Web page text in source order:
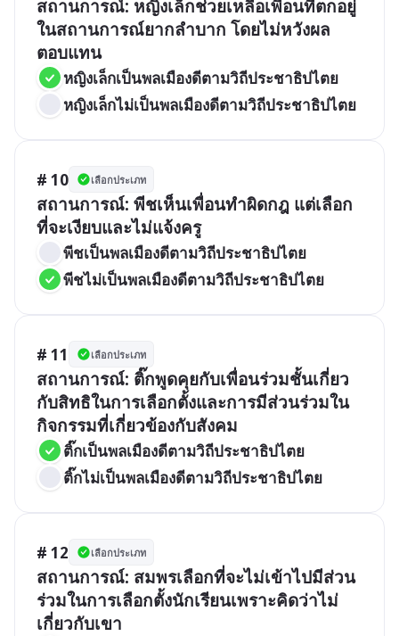
สถานการณ์: หญิงเล็กช่วยเหลือเพื่อนที่ตกอยู่
ในสถานการณ์ยากลำบาก โดยไม่หวังผล
ตอบแทน
หญิงเล็กเป็นพลเมืองดีตามวิถีประชาธิปไตย
หญิงเล็กไม่เป็นพลเมืองดีตามวิถีประชาธิปไตย
# 10 เลือกประเภท
สถานการณ์: พีชเห็นเพื่อนทำผิดกฎ แต่เลือก
ที่จะเงียบและไม่แจ้งครู
พีชเป็นพลเมืองดีตามวิถีประชาธิปไตย
พีชไม่เป็นพลเมืองดีตามวิถีประชาธิปไตย
# 11 เลือกประเภท
สถานการณ์: ติ๊กพูดคุยกับเพื่อนร่วมชั้นเกี่ยว
กับสิทธิในการเลือกตั้งและการมีส่วนร่วมใน
กิจกรรมที่เกี่ยวข้องกับสังคม
ติ๊กเป็นพลเมืองดีตามวิถีประชาธิปไตย
ติ๊กไม่เป็นพลเมืองดีตามวิถีประชาธิปไตย
# 12 เลือกประเภท
สถานการณ์: สมพรเลือกที่จะไม่เข้าไปมีส่วน
ร่วมในการเลือกตั้งนักเรียนเพราะคิดว่าไม่
เกี่ยวกับเขา